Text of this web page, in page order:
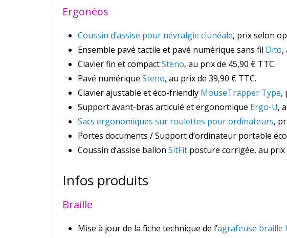
Ergonéos
Coussin d’assise pour névralgie clunéale, prix selon
Ensemble pavé tactile et pavé numérique sans fil Dito,
Clavier fin et compactSteno, au prix de 45,90 € TTC.
Pavé numérique Steno, au prix de 39,90 € TTC.
Clavier ajustable et éco-friendly MouseTrapper Type,
Support avant-bras articulé et ergonomique Ergo-U,
Sacs ergonomiques sur roulettes pour ordinateurs,
Portes documents / Support d’ordinateur portable
Coussin d’assise ballon SitFit posture corrigée, au prix
Infos produits
Braille
Mise à jour de la fiche technique de l’agrafeuse braille